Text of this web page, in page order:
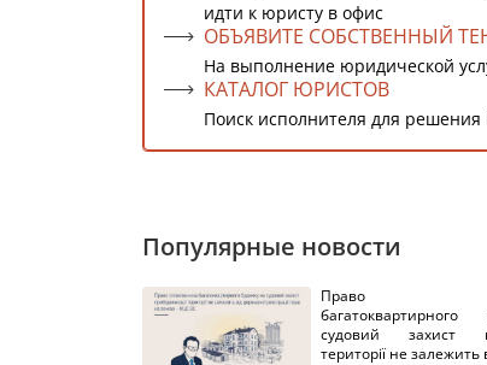
идти к юристу в офис
ОБЪЯВИТЕ СОБСТВЕННЫЙ
На выполнение юридической
КАТАЛОГ ЮРИСТОВ
Поиск исполнителя для
Популярные новости
Право
судовий захист
території не залежить